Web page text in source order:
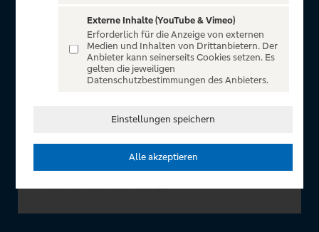
für alle Kunden der Volksbanken Raiffeisenbanken. Auf
unserem einzigartigen Portal finden Sie Tickets für
atemberaubende Konzerte, Musicals und Shows, die
Fußball-Bundesliga sowie die Champions League und die
In Zusammenarbeit mit
Externe Inhalte (YouTube & Vimeo)
Erforderlich für die Anzeige von externen
Medien und Inhalten von Drittanbietern. Der
Anbieter kann seinerseits Cookies setzen. Es
gelten die jeweiligen
Datenschutzbestimmungen des Anbieters.
Einstellungen speichern
Alle akzeptieren